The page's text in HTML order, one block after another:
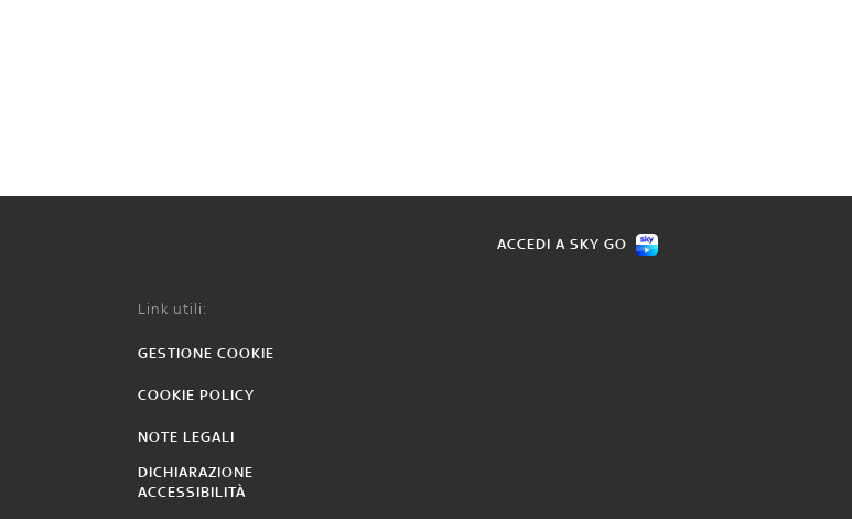
ACCEDI A SKY GO
Link utili:
GESTIONE COOKIE
COOKIE POLICY
NOTE LEGALI
DICHIARAZIONE
ACCESSIBILITÀ